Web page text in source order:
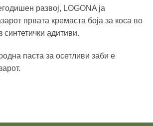
развој, LOGONA ја
првата кремаста боја за коса во
синтетички адитиви.
паста за осетливи заби е